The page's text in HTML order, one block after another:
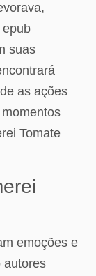
suas
as ações
Tomate
emoções e
autores